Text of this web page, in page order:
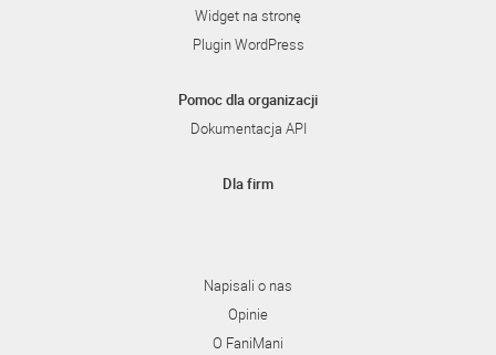
Widget na stronę
Plugin WordPress
Pomoc dla organizacji
Dokumentacja API
Dla firm
Napisali o nas
Opinie
O FaniMani